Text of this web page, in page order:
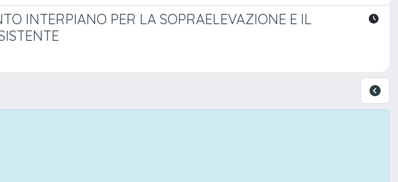
INTERPIANO PER LA SOPRAELEVAZIONE E IL